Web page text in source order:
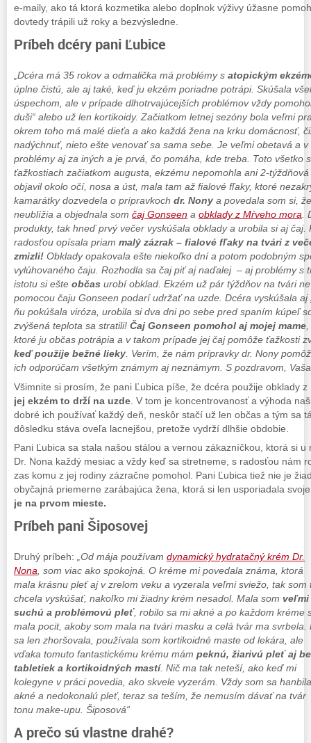
e-maily, ako tá ktorá kozmetika alebo doplnok výživy úžasne
dovtedy trápili už roky a bezvýsledne.
Príbeh dcéry pani Ľubice
„Dcéra má 35 rokov a odmalička má problémy s atopickým
úplne čistú, ale aj také, keď ju ekzém poriadne potrápi. Skúšala
úspechom, ale v prípade dlhotrvajúcejších problémov vždy
duši“ alebo už len kortikoidy. Začiatkom letnej sezóny bola veľmi
okrem toho má malé dieťa a ako každá žena na krku domácnosť,
nadýchnuť, nieto ešte venovať sa sama sebe. Je veľmi obetavá a
problémy aj za iných a je prvá, čo pomáha, kde treba. Toto všetko
ťažkostiach začiatkom augusta, ekzému nepomohla ani 2-
objavil okolo očí, nosa a úst, mala tam až fialové fľaky, ktoré
kamarátky dozvedela o prípravkoch dr. Nony a povedala som si,
neublížia a objednala som čaj Gonseen a obklady z Mŕveho mora.
produkty, tak hneď prvý večer vyskúšala obklady a urobila si aj
radosťou opísala priam malý zázrak – fialové fľaky na tvári z
zmizli! Obklady opakovala ešte niekoľko dní a potom podobným
vylúhovaného čaju. Rozhodla sa čaj piť aj naďalej – aj problémy s
istotu si ešte občas urobí obklad. Ekzém už pár týždňov na tvári
pomocou čaju Gonseen podarí udržať na uzde. Dcéra vyskúšala aj
ňu pokúšala viróza, urobila si dva dni po sebe pred spaním kúpeľ
zvýšená teplota sa stratili! Čaj Gonseen pomohol aj mojej mame,
ktoré ju občas potrápia a v takom prípade jej čaj pomôže ťažkosti
keď použije bežné lieky. Verím, že nám prípravky dr. Nony
ich odporúčam všetkým známym aj neznámym. S pozdravom,
Všimnite si prosím, že pani Ľubica píše, že dcéra použije obklady
jej ekzém to drží na uzde . V tom je koncentrovanosť a výhoda
dobré ich používať každý deň, neskôr stačí už len občas a tým sa
dôsledku stáva oveľa lacnejšou, pretože vydrží dlhšie obdobie.
Pani Ľubica sa stala našou stálou a vernou zákazníčkou, ktorá si
Dr. Nona každý mesiac a vždy keď sa stretneme, s radosťou nám
zas komu z jej rodiny zázračne pomohol. Pani Ľubica tiež nie je
obyčajná priemerne zarábajúca žena, ktorá si len usporiadala
je na prvom mieste.
Príbeh pani Šiposovej
Druhý príbeh: „Od mája používam dynamický hydratačný krém Dr.
Nona, som viac ako spokojná. O kréme mi povedala známa, ktorá
mala krásnu pleť aj v zrelom veku a vyzerala veľmi sviežo, tak som
chcela vyskúšať, nakoľko mi žiadny krém nesadol. Mala som veľmi
suchú a problémovú pleť, robilo sa mi akné a po každom kréme
mala pocit, akoby som mala na tvári masku a celá tvár ma svrbela.
sa len zhoršovala, používala som kortikoidné maste od lekára, ale
vďaka tomuto fantastickému krému mám peknú, žiarivú pleť aj
tabletiek a kortikoidných mastí. Nič ma tak neteší, ako keď mi
kolegyne v práci povedia, ako skvele vyzerám. Vždy som sa
akné a nedokonalú pleť, teraz sa teším, že nemusím dávať na tvár
tonu make-upu. Šiposová“
A prečo sú vlastne drahé?